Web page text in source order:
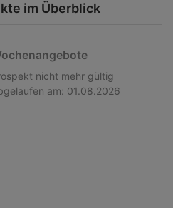
im Überblick
nicht mehr gültig
am: 01.08.2026